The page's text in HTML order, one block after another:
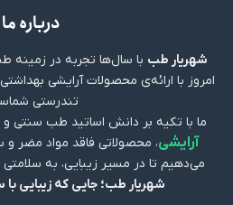
درباره ما
شهریار طب با سال‌ها تجربه در
امروز با ارائه‌ی محصولات آرایشی بهداشتی
تندرستی
ما با تکیه بر دانش اساتید طب سنتی و
آرایشی، محصولاتی فاقد مواد مضر و
می‌دهیم تا در مسیر زیبایی، به
شهریار طب؛ جایی که زیبایی